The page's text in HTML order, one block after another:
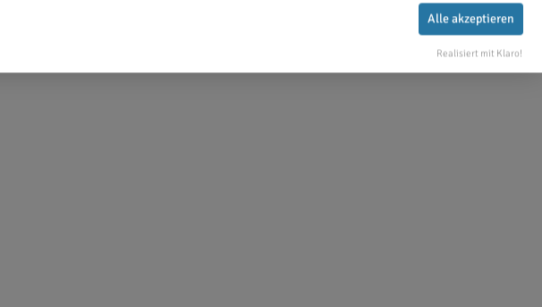
Alle akzeptieren
Realisiert mit Klaro!